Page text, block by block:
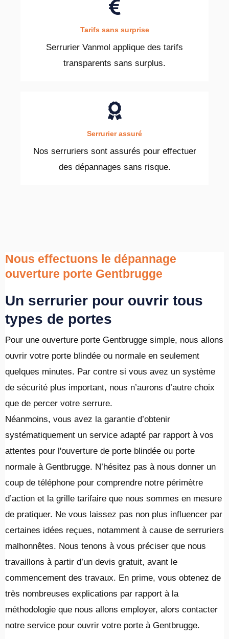
Tarifs sans surprise
Serrurier Vanmol applique des tarifs
transparents sans surplus.
Serrurier assuré
Nos serruriers sont assurés pour effectuer
des dépannages sans risque.
Nous effectuons le dépannage
ouverture porte Gentbrugge
Un serrurier pour ouvrir tous
types de portes
Pour une ouverture porte Gentbrugge simple, nous allons
ouvrir votre porte blindée ou normale en seulement
quelques minutes. Par contre si vous avez un système
de sécurité plus important, nous n’aurons d’autre choix
que de percer votre serrure.
Néanmoins, vous avez la garantie d’obtenir
systématiquement un service adapté par rapport à vos
attentes pour l'ouverture de porte blindée ou porte
normale à Gentbrugge. N’hésitez pas à nous donner un
coup de téléphone pour comprendre notre périmètre
d’action et la grille tarifaire que nous sommes en mesure
de pratiquer. Ne vous laissez pas non plus influencer par
certaines idées reçues, notamment à cause de serruriers
malhonnêtes. Nous tenons à vous préciser que nous
travaillons à partir d’un devis gratuit, avant le
commencement des travaux. En prime, vous obtenez de
très nombreuses explications par rapport à la
méthodologie que nous allons employer, alors contacter
notre service pour ouvrir votre porte à Gentbrugge.